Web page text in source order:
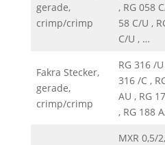
gerade,
crimp/crimp
, RG 058
58 C/U ,
C/U , …
Fakra Stecker,
gerade,
crimp/crimp
RG 316 /
316 /C ,
AU , RG
, RG 188
MXR 0,5/